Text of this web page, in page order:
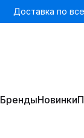
Доставка по
БрендыНовинки